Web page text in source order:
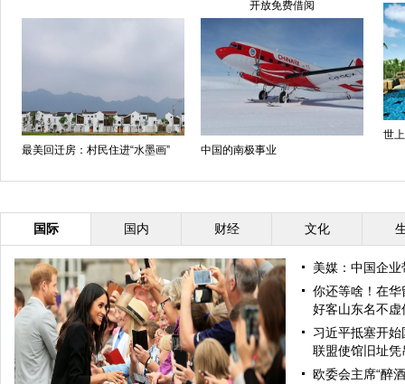
开放免费借阅
最美回迁房：村民住进“水墨画” 中国的南极事业
世
国际 国内 财经 文化
美媒：中国企
你还等啥！在
好客山东名不虚
习近平抵塞开
联盟使馆旧址凭
欧委会主席“醉